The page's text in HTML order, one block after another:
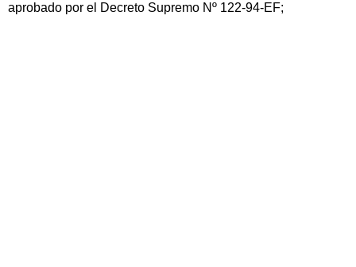
aprobado por el Decreto Supremo Nº 122-94-EF;